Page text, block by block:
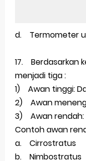
d. Termometer
17. Berdasarkan
menjadi tiga :
1) Awan tinggi:
2) Awan
3) Awan rendah:
Contoh awan
a. Cirrostratus
b. Nimbostratus